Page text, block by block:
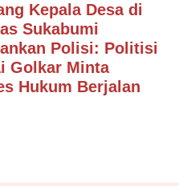
Kepala Desa di
Sukabumi
Polisi: Politisi
Golkar Minta
Hukum Berjalan